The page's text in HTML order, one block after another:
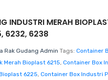
INDUSTRI MERAH
6232, 6238
Rak Gudang Admin Tags: Container
Merah Bioplast 6215, Container Box
6225, Container Box Industri